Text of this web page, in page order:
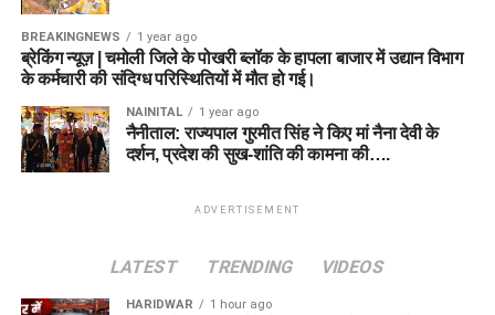
BREAKINGNEWS 1 year ago
ब्रेकिंग न्यूज़ | चमोली जिले के पोखरी ब्लॉक के हापला बाजार में उद्यान विभाग
के कर्मचारी की संदिग्ध परिस्थितियों में मौत हो गई।
NAINITAL 1 year ago
नैनीताल: राज्यपाल गुरमीत सिंह ने किए मां नैना देवी के
दर्शन, प्रदेश की सुख-शांति की कामना की….
ADVERTISEMENT
LATEST TRENDING VIDEOS
HARIDWAR 1 hour ago